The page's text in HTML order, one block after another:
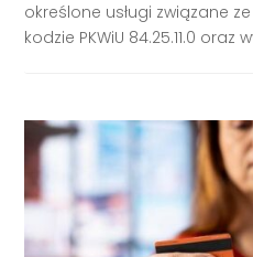
określone usługi związane
kodzie PKWiU 84.25.11.0 oraz